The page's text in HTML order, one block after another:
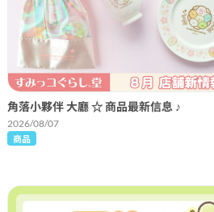
角落小夥伴 大廳 ☆ 商品最新信息 ♪
2026/08/07
商品